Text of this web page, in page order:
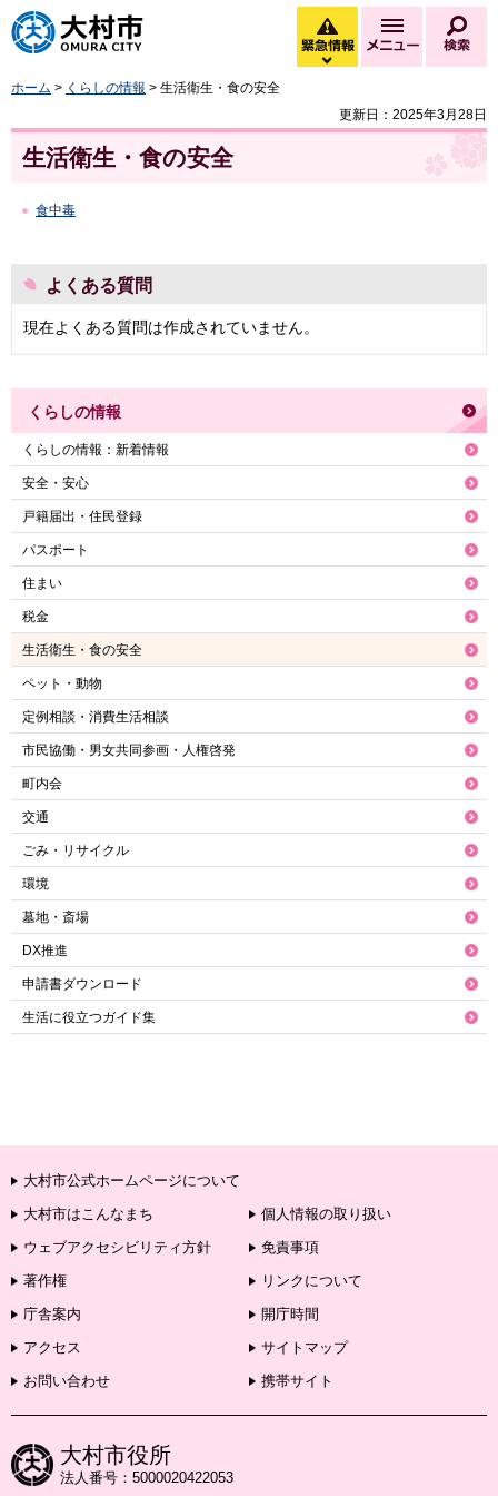
大村市
緊急情報
緊急情報を開く
メニュー
ホーム > くらしの情報 > 生活衛生・食の安全
更新日：2025年3月28日
生活衛生・食の安全
食中毒
よくある質問
現在よくある質問は作成されていません。
くらしの情報
くらしの情報：新着情報
安全・安心
戸籍届出・住民登録
パスポート
住まい
税金
生活衛生・食の安全
ペット・動物
定例相談・消費生活相談
市民協働・男女共同参画・人権啓発
町内会
交通
ごみ・リサイクル
環境
墓地・斎場
DX推進
申請書ダウンロード
生活に役立つガイド集
大村市公式ホームページについて
大村市はこんなまち
個人情報の取り扱い
ウェブアクセシビリティ方針
免責事項
著作権
リンクについて
庁舎案内
開庁時間
アクセス
サイトマップ
お問い合わせ
携帯サイト
大村市役所
法人番号：5000020422053